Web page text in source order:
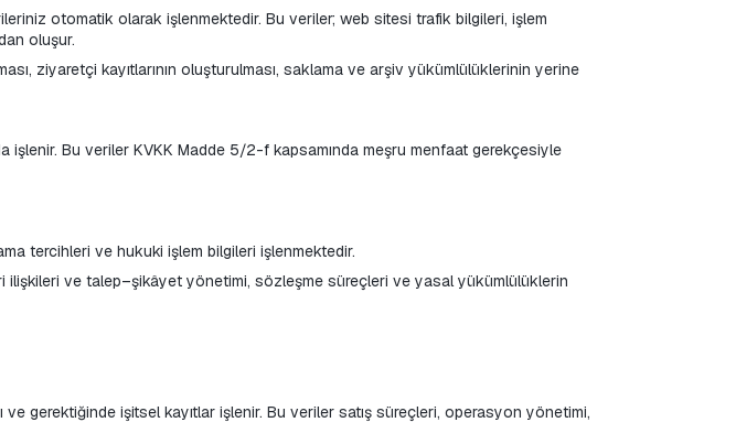
otomatik olarak işlenmektedir. Bu veriler; web sitesi trafik bilgileri, işlem
oluşur.
tercihleri ve hukuki işlem bilgileri işlenmektedir.
gerektiğinde işitsel kayıtlar işlenir. Bu veriler satış süreçleri, operasyon yönetimi,